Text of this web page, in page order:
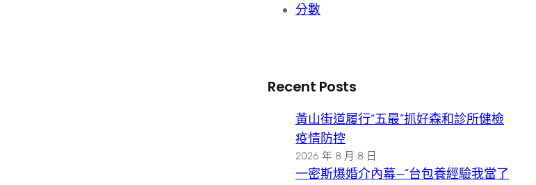
分數
Recent Posts
黃山街道履行“五最”抓好森和診所健檢
疫情防控
2026 年 8 月 8 日
一密斯爆婚介內幕—”台包養經驗我當了